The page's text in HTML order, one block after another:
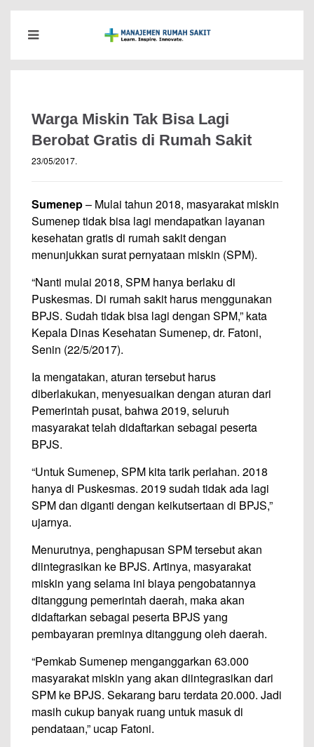
Warga Miskin Tak Bisa Lagi
Berobat Gratis di Rumah Sakit
23/05/2017.
Sumenep– Mulai tahun 2018, masyarakat miskin
Sumenep tidak bisa lagi mendapatkan layanan
kesehatan gratis di rumah sakit dengan
menunjukkan surat pernyataan miskin (SPM).
“Nanti mulai 2018, SPM hanya berlaku di
Puskesmas. Di rumah sakit harus menggunakan
BPJS. Sudah tidak bisa lagi dengan SPM,” kata
Kepala Dinas Kesehatan Sumenep, dr. Fatoni,
Senin (22/5/2017).
Ia mengatakan, aturan tersebut harus
diberlakukan, menyesuaikan dengan aturan dari
Pemerintah pusat, bahwa 2019, seluruh
masyarakat telah didaftarkan sebagai peserta
BPJS.
“Untuk Sumenep, SPM kita tarik perlahan. 2018
hanya di Puskesmas. 2019 sudah tidak ada lagi
SPM dan diganti dengan keikutsertaan di BPJS,”
ujarnya.
Menurutnya, penghapusan SPM tersebut akan
diintegrasikan ke BPJS. Artinya, masyarakat
miskin yang selama ini biaya pengobatannya
ditanggung pemerintah daerah, maka akan
didaftarkan sebagai peserta BPJS yang
pembayaran preminya ditanggung oleh daerah.
“Pemkab Sumenep menganggarkan 63.000
masyarakat miskin yang akan diintegrasikan dari
SPM ke BPJS. Sekarang baru terdata 20.000. Jadi
masih cukup banyak ruang untuk masuk di
pendataan,” ucap Fatoni.